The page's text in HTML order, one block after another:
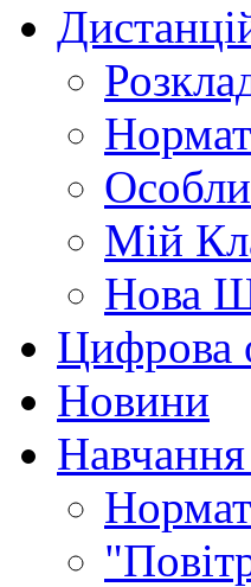
Мій
Нова
Цифрова
Новини